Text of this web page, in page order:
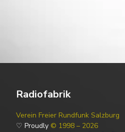
Radiofabrik
Verein Freier Rundfunk Salzburg
♡ Proudly © 1998 – 2026